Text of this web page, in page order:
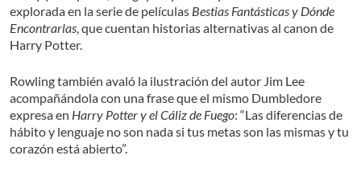
explorada en la serie de películas Bestias Fantásticas y Dónde
Encontrarlas, que cuentan historias alternativas al canon de
Harry Potter.
Rowling también avaló la ilustración del autor Jim Lee
acompañándola con una frase que el mismo Dumbledore
expresa en Harry Potter y el Cáliz de Fuego: “Las diferencias de
hábito y lenguaje no son nada si tus metas son las mismas y tu
corazón está abierto”.